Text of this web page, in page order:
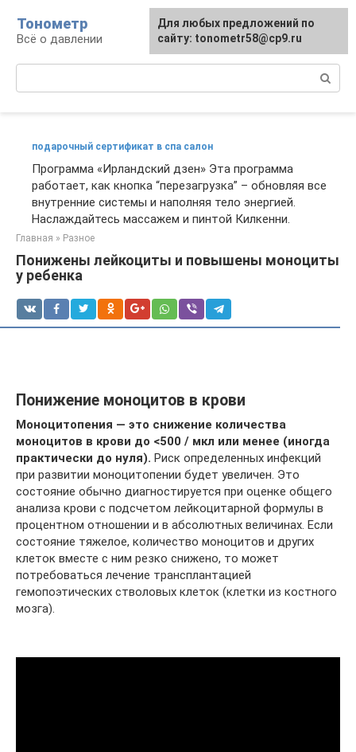
контенту
Тонометр
Всё о давлении
подарочный сертификат в спа салон
Программа «Ирландский дзен» Эта программа
работает, как кнопка “перезагрузка” – обновляя все
внутренние системы и наполняя тело энергией.
Наслаждайтесь массажем и пинтой Килкенни.
Главная » Разное
Понижены лейкоциты и повышены моноциты
у ребенка
Понижение моноцитов в крови
Моноцитопения — это снижение количества
моноцитов в крови до <500 / мкл или менее (иногда
практически до нуля). Риск определенных инфекций
при развитии моноцитопении будет увеличен. Это
состояние обычно диагностируется при оценке общего
анализа крови с подсчетом лейкоцитарной формулы в
процентном отношении и в абсолютных величинах. Если
состояние тяжелое, количество моноцитов и других
клеток вместе с ним резко снижено, то может
потребоваться лечение трансплантацией
гемопоэтических стволовых клеток (клетки из костного
мозга).
Для любых предложений по
сайту: tonometr58@cp9.ru
Для любых предложений по
сайту: tonometr58@cp9.ru